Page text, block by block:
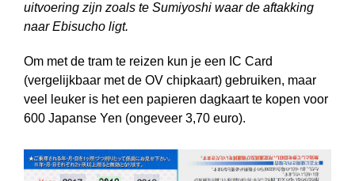
uitvoering zijn zoals te Sumiyoshi waar de aftakking
naar Ebisucho ligt.
Om met de tram te reizen kun je een IC Card
(vergelijkbaar met de OV chipkaart) gebruiken, maar
veel leuker is het een papieren dagkaart te kopen voor
600 Japanse Yen (ongeveer 3,70 euro).